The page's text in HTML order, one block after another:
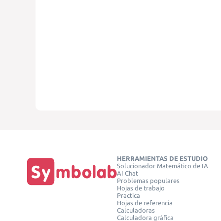
HERRAMIENTAS DE ESTUDIO
Solucionador Matemático de IA
AI Chat
Problemas populares
Hojas de trabajo
Practica
Hojas de referencia
Calculadoras
Calculadora gráfica